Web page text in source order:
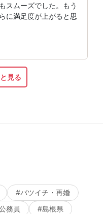
スムーズでした。もう
に満足度が上がると思
見る
#バツイチ・再婚
務員
#島根県